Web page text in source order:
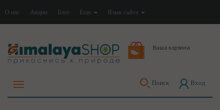
О нас Акции Блог Еще Язык сайта
Ваша корзина
Поиск Вход